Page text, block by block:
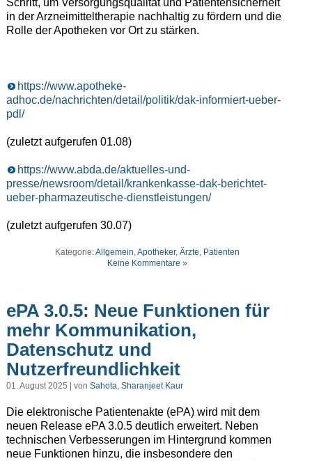
Schritt, um Versorgungsqualität und Patientensicherheit
in der Arzneimitteltherapie nachhaltig zu fördern und die
Rolle der Apotheken vor Ort zu stärken.
https://www.apotheke-
adhoc.de/nachrichten/detail/politik/dak-informiert-ueber-
pdl/
(zuletzt aufgerufen 01.08)
https://www.abda.de/aktuelles-und-
presse/newsroom/detail/krankenkasse-dak-berichtet-
ueber-pharmazeutische-dienstleistungen/
(zuletzt aufgerufen 30.07)
Kategorie:Allgemein,Apotheker,Ärzte, Patienten
Keine Kommentare »
ePA 3.0.5: Neue Funktionen für
mehr Kommunikation,
Datenschutz und
Nutzerfreundlichkeit
01. August 2025 | von Sahota, Sharanjeet Kaur
Die elektronische Patientenakte (ePA) wird mit dem
neuen Release ePA 3.0.5 deutlich erweitert. Neben
technischen Verbesserungen im Hintergrund kommen
neue Funktionen hinzu, die insbesondere den